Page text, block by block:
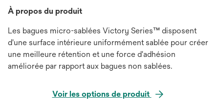
À propos du produit
Les bagues micro-sablées Victory Series™ disposent
d'une surface intérieure uniformément sablée pour créer
une meilleure rétention et une force d'adhésion
améliorée par rapport aux bagues non sablées.
Voir les options de produit